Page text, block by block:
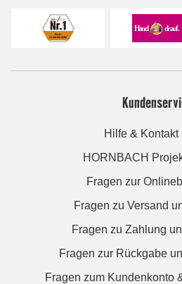
Hilfe & Kontakt
HORNBACH
Fragen zur
Fragen zu Versand
Fragen zu Zahlung
Fragen zur Rückgabe
Fragen zum Kundenkonto